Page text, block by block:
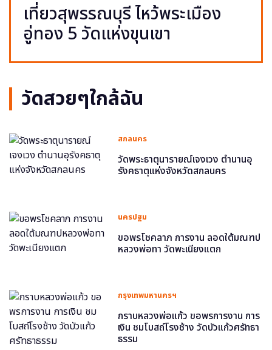
เที่ยวสุพรรณบุรี ไหว้พระเมือง
อู่ทอง 5 วัดแห่งขุนเขา
วัดสวยๆใกล้ฉัน
สกลนคร
วัดพระธาตุนารายณ์เจงเวง ตำนานอุ
รังคธาตุแห่งจังหวัดสกลนคร
นครปฐม
ขอพรโชคลาภ การงาน ลอดใต้มณฑป
หลวงพ่อทา วัดพะเนียงแตก
กรุงเทพมหานครฯ
กราบหลวงพ่อแก้ว ขอพรการงาน การ
เงิน ชมโบสถ์โรงช้าง วัดบัวแก้วศรัทธา
ธรรม